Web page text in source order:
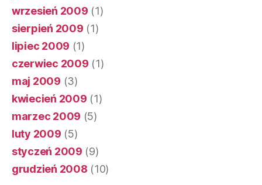
wrzesień 2009 (1)
sierpień 2009 (1)
lipiec 2009 (1)
czerwiec 2009 (1)
maj 2009 (3)
kwiecień 2009 (1)
marzec 2009 (5)
luty 2009 (5)
styczeń 2009 (9)
grudzień 2008 (10)